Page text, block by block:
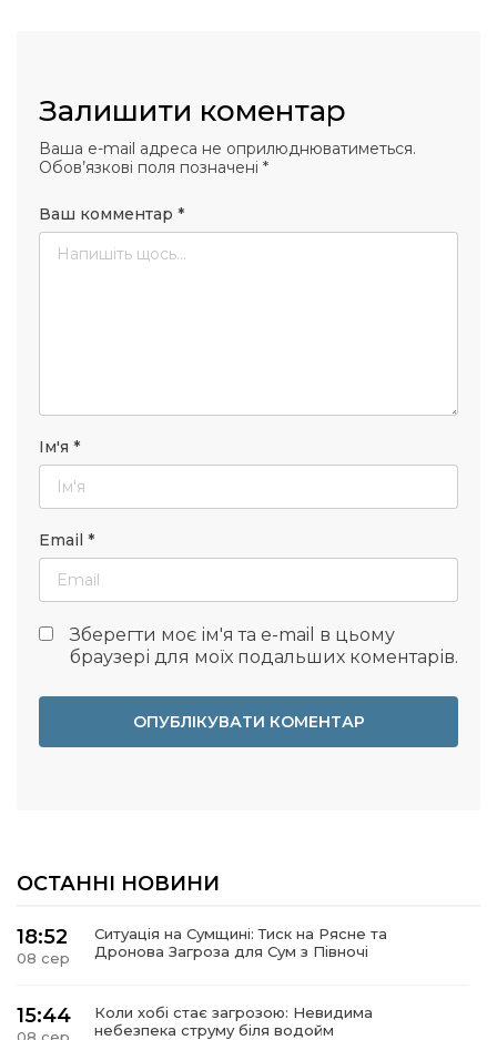
Залишити коментар
Ваша e-mail адреса не оприлюднюватиметься.
Обов’язкові поля позначені *
Ваш комментар *
Ім'я *
Email *
Зберегти моє ім'я та e-mail в цьому
браузері для моїх подальших коментарів.
ОСТАННІ НОВИНИ
18:52
08 сер
Ситуація на Сумщині: Тиск на Рясне та
Дронова Загроза для Сум з Півночі
15:44
Коли хобі стає загрозою: Невидима
небезпека струму біля водойм